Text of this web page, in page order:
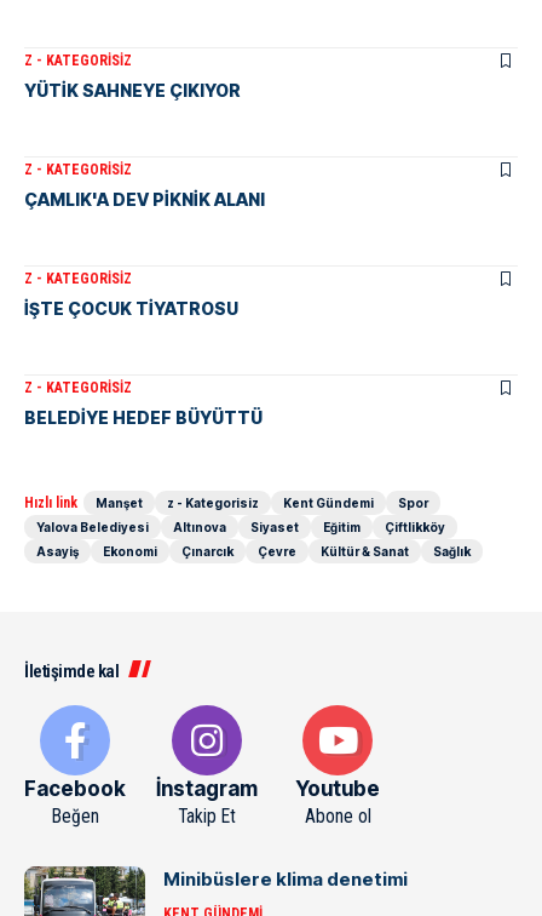
Z - KATEGORISIZ
YÜTİK SAHNEYE ÇIKIYOR
Z - KATEGORISIZ
ÇAMLIK'A DEV PİKNİK ALANI
Z - KATEGORISIZ
İŞTE ÇOCUK TİYATROSU
Z - KATEGORISIZ
BELEDİYE HEDEF BÜYÜTTÜ
Hızlı link Manşet z - Kategorisiz Kent Gündemi
Spor
Yalova Belediyesi
Altınova Siyaset Eğitim
Çiftlikköy
Asayiş
Ekonomi Çınarcık Çevre Kültür & Sanat Sağlık
İletişimde kal
Facebook
Beğen
İnstagram
Takip Et
Youtube
Abone ol
Minibüslere klima denetimi